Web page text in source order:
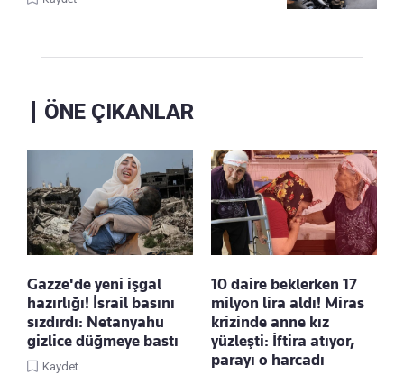
ÖNE ÇIKANLAR
Gazze'de yeni işgal
hazırlığı! İsrail basını
sızdırdı: Netanyahu
gizlice düğmeye bastı
Kaydet
10 daire beklerken 17
milyon lira aldı! Miras
krizinde anne kız
yüzleşti: İftira atıyor,
parayı o harcadı